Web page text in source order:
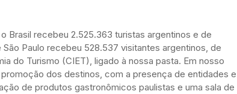
Brasil recebeu 2.525.363 turistas argentinos e de
Paulo recebeu 528.537 visitantes argentinos, de
do Turismo (CIET), ligado à nossa pasta. Em nosso
dos destinos, com a presença de entidades e
de produtos gastronômicos paulistas e uma sala de